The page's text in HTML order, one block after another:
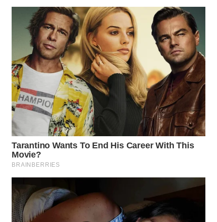
WN
SAMOSIR
WN
PADANG
LAWAS
WN
SUMEDANG
WN
CIANJUR
SERIBU
WN